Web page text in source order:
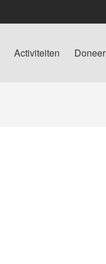
Activiteiten Doneer